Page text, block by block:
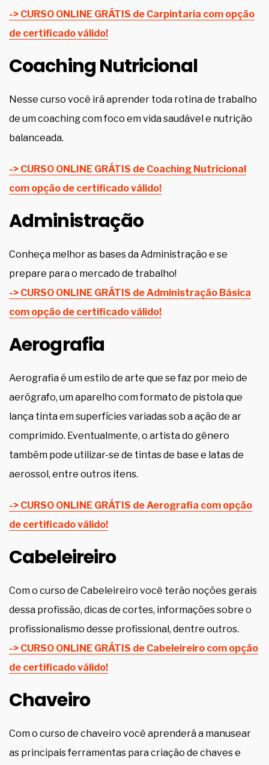
-> CURSO ONLINE GRÁTIS de Carpintaria com opção
de certificado válido!
Coaching Nutricional
Nesse curso você irá aprender toda rotina de trabalho
de um coaching com foco em vida saudável e nutrição
balanceada.
-> CURSO ONLINE GRÁTIS de Coaching Nutricional
com opção de certificado válido!
Administração
Conheça melhor as bases da Administração e se
prepare para o mercado de trabalho!
-> CURSO ONLINE GRÁTIS de Administração Básica
com opção de certificado válido!
Aerografia
Aerografia é um estilo de arte que se faz por meio de
aerógrafo, um aparelho com formato de pistola que
lança tinta em superfícies variadas sob a ação de ar
comprimido. Eventualmente, o artista do gênero
também pode utilizar-se de tintas de base e latas de
aerossol, entre outros itens.
-> CURSO ONLINE GRÁTIS de Aerografia com opção
de certificado válido!
Cabeleireiro
Com o curso de Cabeleireiro você terão noções gerais
dessa profissão, dicas de cortes, informações sobre o
profissionalismo desse profissional, dentre outros.
-> CURSO ONLINE GRÁTIS de Cabeleireiro com opção
de certificado válido!
Chaveiro
Com o curso de chaveiro você aprenderá a manusear
as principais ferramentas para criação de chaves e